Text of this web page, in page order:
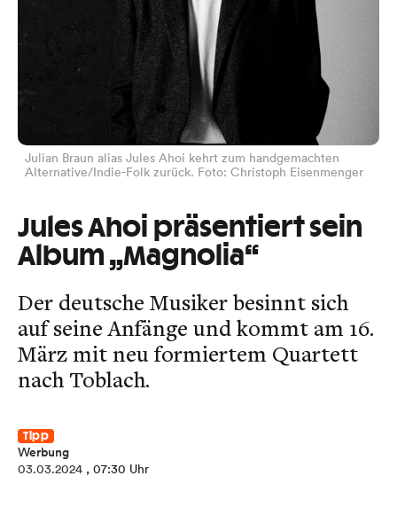
Julian Braun alias Jules Ahoi kehrt zum handgemachten
Alternative/Indie-Folk zurück. Foto: Christoph Eisenmenger
Jules Ahoi präsentiert sein
Album „Magnolia“
Der deutsche Musiker besinnt sich
auf seine Anfänge und kommt am 16.
März mit neu formiertem Quartett
nach Toblach.
Tipp
Werbung
03.03.2024 , 07:30 Uhr